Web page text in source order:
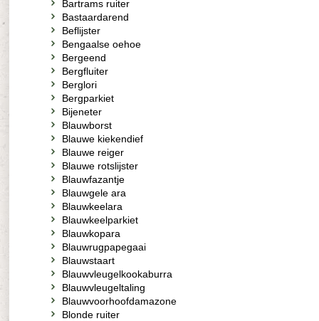
Bartrams ruiter
Bastaardarend
Beflijster
Bengaalse oehoe
Bergeend
Bergfluiter
Berglori
Bergparkiet
Bijeneter
Blauwborst
Blauwe kiekendief
Blauwe reiger
Blauwe rotslijster
Blauwfazantje
Blauwgele ara
Blauwkeelara
Blauwkeelparkiet
Blauwkopara
Blauwrugpapegaai
Blauwstaart
Blauwvleugelkookaburra
Blauwvleugeltaling
Blauwvoorhoofdamazone
Blonde ruiter